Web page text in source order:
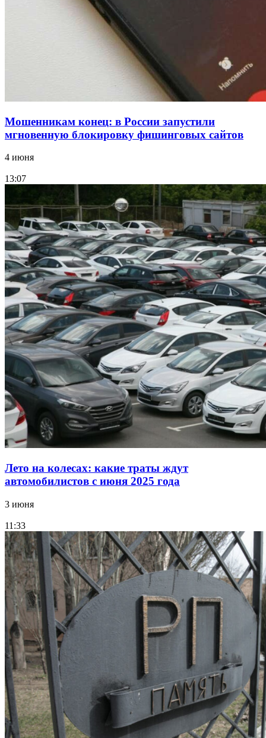
заключены контракты на 3,6 млн долларов
Мошенникам конец: в России запустили
мгновенную блокировку фишинговых сайтов
4 июня
13:07
Лето на колесах: какие траты ждут
автомобилистов с июня 2025 года
3 июня
11:33